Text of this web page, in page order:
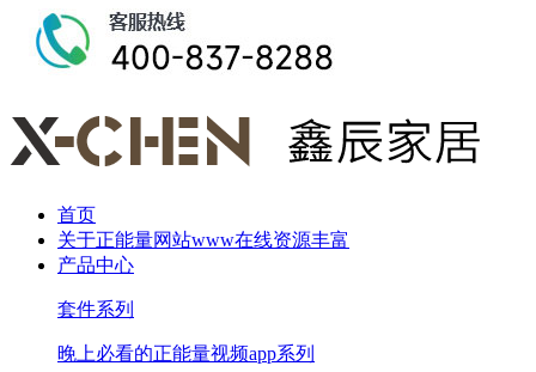
首页
关于正能量网站www在线资源丰富
产品中心
套件系列
晚上必看的正能量视频app系列